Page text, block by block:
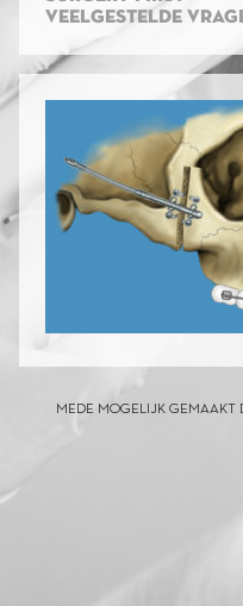
VEELGESTELDE
MEDE MOGELIJK GEMAAKT